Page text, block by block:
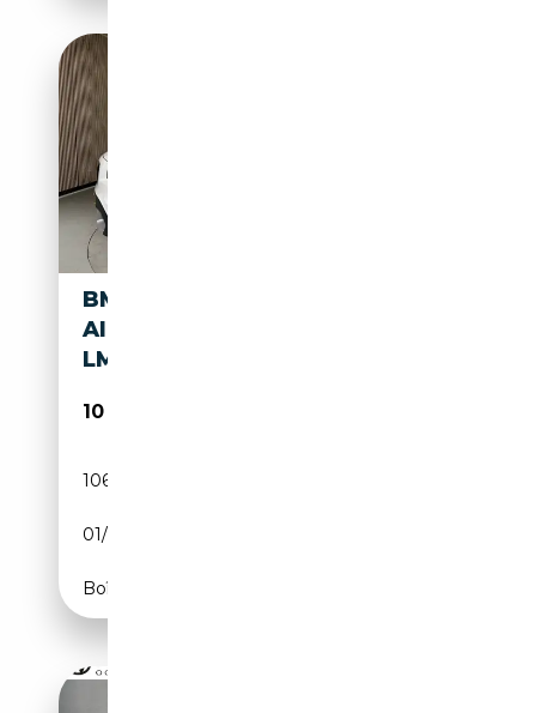
BMW X1 SDRIVE20I BUSINESS
AIRCO, NAVIGATIE,
LMV,PANODAK
10 950€
106 040 km
01/2012
Boîte manuelle